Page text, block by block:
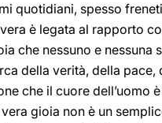
quotidiani, spesso
è legata al rapporto
che nessuno e nessuna
della verità, della pace,
che il cuore dell’uomo
vera gioia non è un